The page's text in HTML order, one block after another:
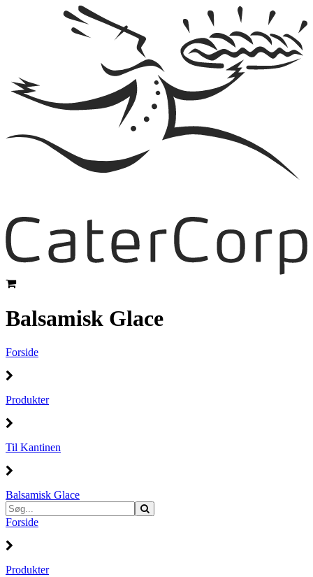
Balsamisk Glace
Forside
Produkter
Til Kantinen
Balsamisk Glace
Forside
Produkter